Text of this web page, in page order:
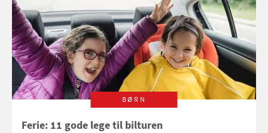
BØRN
Ferie: 11 gode lege til bilturen